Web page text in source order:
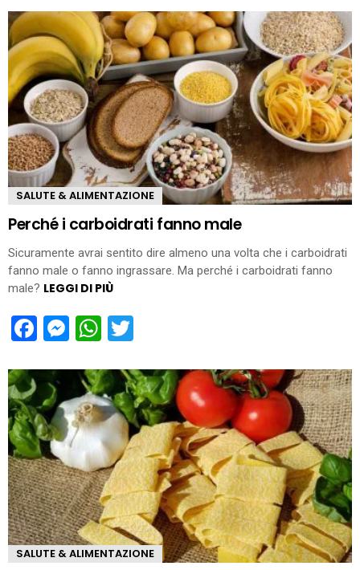
SALUTE & ALIMENTAZIONE
Perché i carboidrati fanno male
Sicuramente avrai sentito dire almeno una volta che i carboidrati
fanno male o fanno ingrassare. Ma perché i carboidrati fanno
male? LEGGI DI PIÙ
Facebook
Messenger
WhatsApp
SALUTE & ALIMENTAZIONE